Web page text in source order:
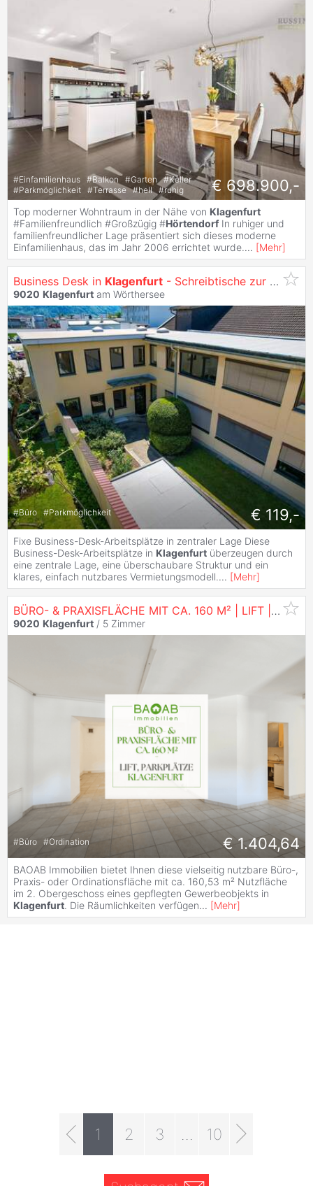
#Einfamilienhaus #Balkon #Garten #Keller
#Parkmöglichkeit #Terrasse #hell #ruhig € 698.900,-
Top moderner Wohntraum in der Nähe von Klagenfurt
#Familienfreundlich #Großzügig #Hörtendorf In ruhiger und
familienfreundlicher Lage präsentiert sich dieses moderne
Einfamilienhaus, das im Jahr 2006 errichtet wurde.... [Mehr]
Business Desk in Klagenfurt - Schreibtische zur Miete
9020 Klagenfurt am Wörthersee
#Büro #Parkmöglichkeit € 119,-
Fixe Business-Desk-Arbeitsplätze in zentraler Lage Diese
Business-Desk-Arbeitsplätze in Klagenfurt überzeugen durch
eine zentrale Lage, eine überschaubare Struktur und ein
klares, einfach nutzbares Vermietungsmodell.... [Mehr]
BÜRO- & PRAXISFLÄCHE MIT CA. 160 M² | LIFT | PARKPLÄTZE |
9020 Klagenfurt / 5 Zimmer
#Büro #Ordination € 1.404,64
BAOAB Immobilien bietet Ihnen diese vielseitig nutzbare Büro-,
Praxis- oder Ordinationsfläche mit ca. 160,53 m² Nutzfläche
im 2. Obergeschoss eines gepflegten Gewerbeobjekts in
Klagenfurt. Die Räumlichkeiten verfügen... [Mehr]
1 2 3 10